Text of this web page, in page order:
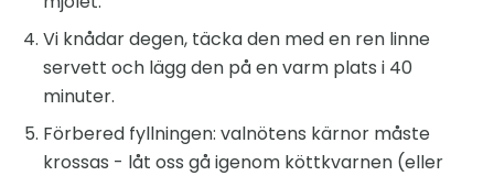
Vi knådar degen, täcka den med en ren linne
servett och lägg den på en varm plats i 40
minuter.
Förbered fyllningen: valnötens kärnor måste
krossas - låt oss gå igenom köttkvarnen (eller